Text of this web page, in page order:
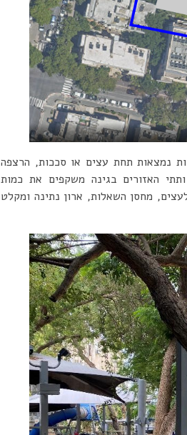
נמצאות תחת עצים או סככות, הרצפה
ותתי האזורים בגינה משקפים את כמות
מחסן השאלות, ארון נתינה ומקלט